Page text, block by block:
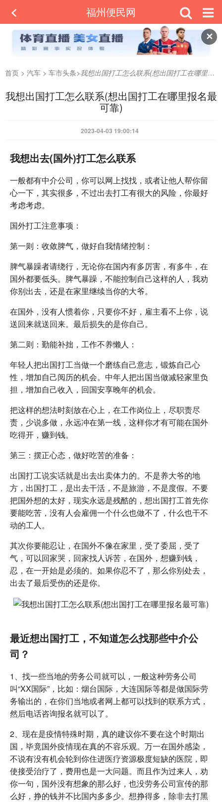
✕
福州便民网
首页 > 汽车 > 车市头条>我想出国打工怎么联系(想出国打工在哪里报名最可靠)
我想出国打工怎么联系(想出国打工在哪里报名最
可靠)
2023-04-03 19:00:14
我想出去(国外)打工怎么联系
一般都有中介公司，你可以网上找找，或者让他人帮你留
心一下，其实很多，不过出去打工有很大的风险，你最好
考虑考虑。
国外打工注意事项：
第一则：收敛脾气，做好自我情绪控制：
脾气暴躁者请绕行，无论你在国内有多厉害，有多牛，在
国外都要低头。脾气暴躁，不能控制自己这样的人，我劝
你别出去，还是在家里继续当你的大爷。
在国外，没有人惯着你，只要你不好，雇主看不上你，说
送回来就送回来。最后损失的是你自己。
第二则：勤能补拙，工作不养懒人：
年轻人把出国打工当做一个磨练自己意志，锻炼自己心
性，增加自己阅历的机会。中年人把出国当做减轻家里负
担，增加自己收入，回国安享晚年的机会。
把这样的想法时刻放在心上，在工作岗位上，尽职责尽
责，少说多做，永远冲在第一线，这样你才有可能在国外
吃得开，赚到钱。
第三：摆正心态，做好吃苦的准备：
出国打工说实话就是出去出卖体力的。不是养大爷的地
方，出国打工，是出去干活，不是旅游，不是度假。不要
把国外想的太好，现实永远是残酷的，想出国打工首先你
要能吃苦，没有人会雇佣一个什么也做不了，什么也干不
动的工人。
其次你要能忍让，在国外不像在家里，受了委屈，受了
气，可以回家哭，回家找人诉苦，在国外，想赚到钱，
忍，在一开始是必须的。如果你忍不了，那么你别处去，
出去了最后受伤的还是你。
最近想出国打工，不知道怎么找那些中介公
司？
1、找一些当地的劳务公司就可以，一般这种劳务公司
叫“XX国际”，比如：烟台国际，大连国际等都是做国际劳
务输出的，在你们当地或者网上都可以找到的联系方式，
然后电话咨询报名就可以了。
2、现在是疫情特殊时期，真的建议你不要在这个时期出
国，毕竟国外疫情现在真的不容乐观。万一在国外感染，
不说有没有机会轮到你住进医疗资源极度短缺的医院，即
使接受治疗了，费用也是一大问题。而且作为过来人，劝
你一句，国外没有想象的那么好，也没劳务公司宣传的那
么好，挣的钱并不比国内多多少。想挣得多，除非去打黑